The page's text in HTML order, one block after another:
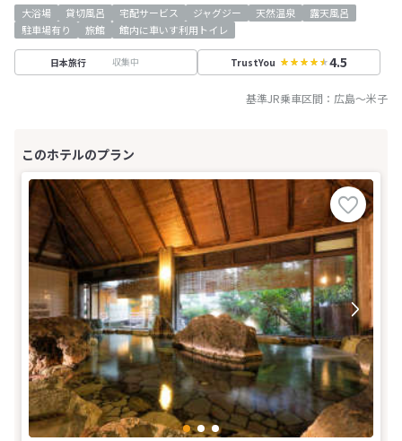
大浴場 貸切風呂 宅配サービス ジャグジー 天然温泉
露天風呂
駐車場有り
旅館 館内に車いす利用トイレ
日本旅行 収集中 TrustYou 4.5
基準JR乗車区間： 広島～米子